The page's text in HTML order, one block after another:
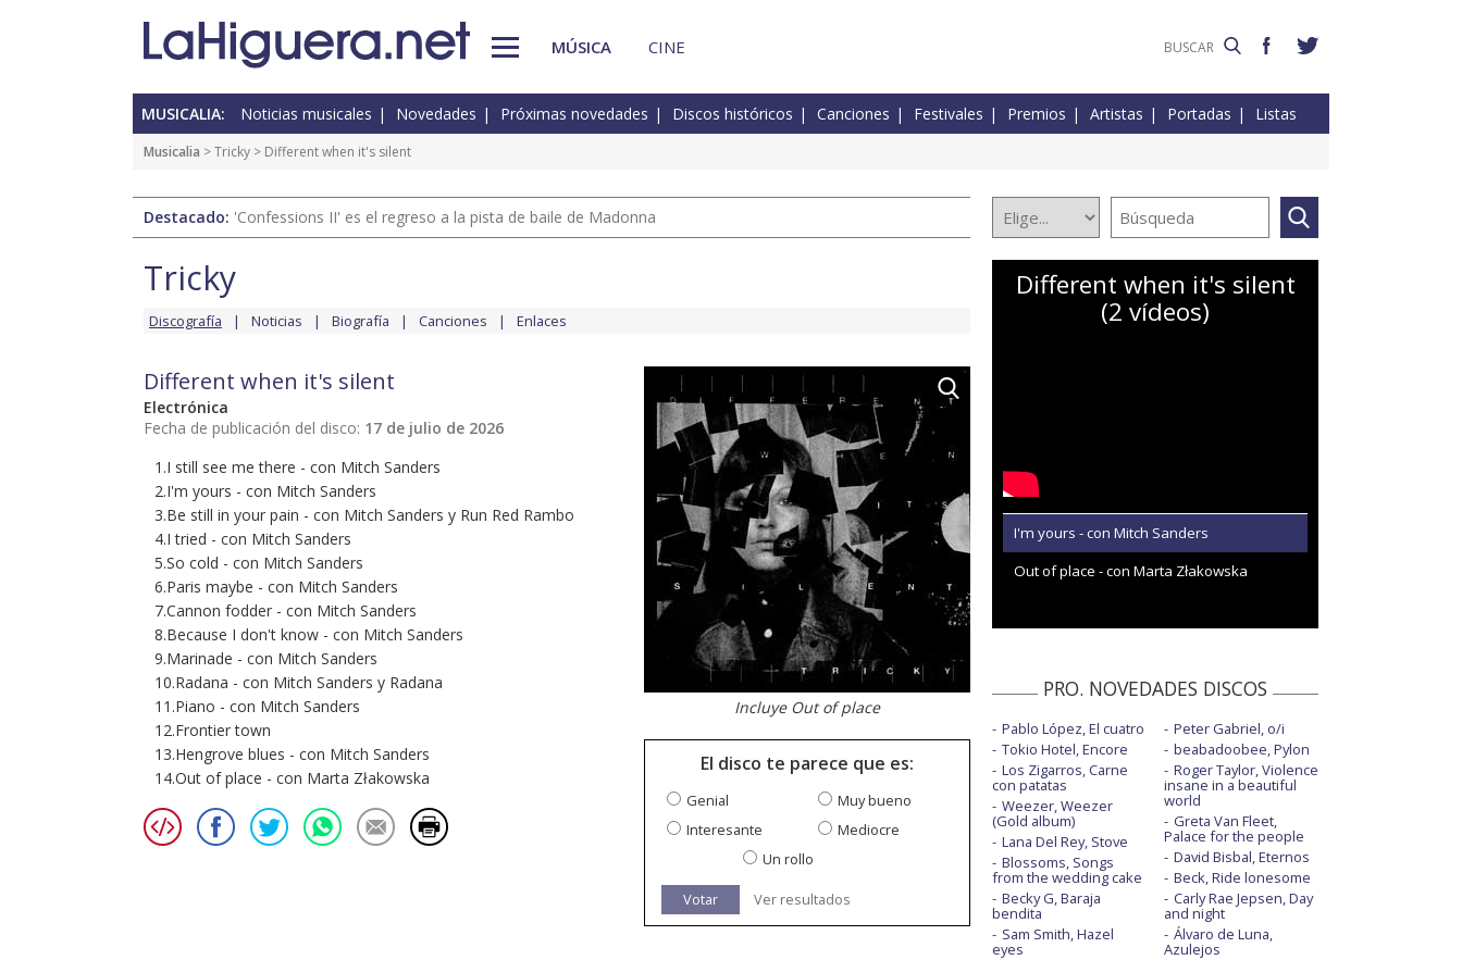
MÚSICA CINE
MUSICALIA: Noticias musicales Novedades Próximas novedades Discos históricos Canciones Festivales Premios Artistas Portadas Listas
Musicalia >Tricky > Different when it's silent
Destacado: 'Confessions II' es el regreso a la pista de baile de Madonna
Tricky
Discografía Noticias Biografía Canciones Enlaces
Different when it's silent
Electrónica
Fecha de publicación del disco: 17 de julio de 2026
1.I still see me there - con Mitch Sanders
2.I'm yours - con Mitch Sanders
3.Be still in your pain - con Mitch Sanders y Run Red Rambo
4.I tried - con Mitch Sanders
5.So cold - con Mitch Sanders
6.Paris maybe - con Mitch Sanders
7.Cannon fodder - con Mitch Sanders
8.Because I don't know - con Mitch Sanders
9.Marinade - con Mitch Sanders
10.Radana - con Mitch Sanders y Radana
11.Piano - con Mitch Sanders
12.Frontier town
13.Hengrove blues - con Mitch Sanders
14.Out of place - con Marta Złakowska
Incluye Out of place
El disco te parece que es:
Genial
Muy bueno
Interesante
Mediocre
Un rollo
Votar Ver resultados
Different when it's silent
(2 vídeos)
I'm yours - con Mitch Sanders
Out of place - con Marta Złakowska
PRO. NOVEDADES DISCOS
Pablo López, El cuatro
Tokio Hotel, Encore
Los Zigarros, Carne
con patatas
Weezer, Weezer
(Gold album)
Lana Del Rey, Stove
Blossoms, Songs
from the wedding cake
Becky G, Baraja
bendita
Sam Smith, Hazel
eyes
Peter Gabriel, o/i
beabadoobee, Pylon
Roger Taylor, Violence
insane in a beautiful
world
Greta Van Fleet,
Palace for the people
David Bisbal, Eternos
Beck, Ride lonesome
Carly Rae Jepsen, Day
and night
Álvaro de Luna,
Azulejos